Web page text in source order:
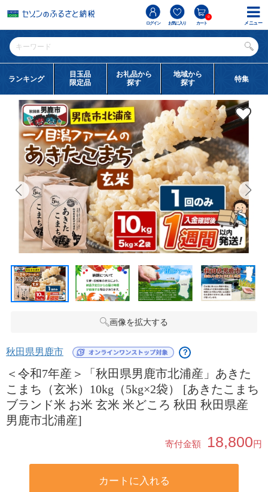
ログイン お気に入り カート
0
ランキング
目玉品
限定品
お礼品から
探す
地域から
探す
特集
画像を拡大する
秋田県男鹿市 ？
＜令和7年産＞「秋田県男鹿市北浦産」あきた
こまち（玄米）10kg（5kg×2袋） [あきたこまち
ブランド米 お米 玄米 米どころ 秋田 秋田県産
男鹿市北浦産]
寄付金額 18,800円
カートに入れる
メニュー